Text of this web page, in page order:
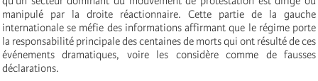
manipulé par la droite réactionnaire. Cette partie de la gauche
internationale se méfie des informations affirmant que le régime porte
la responsabilité principale des centaines de morts qui ont résulté de ces
événements dramatiques, voire les considère comme de fausses
déclarations.